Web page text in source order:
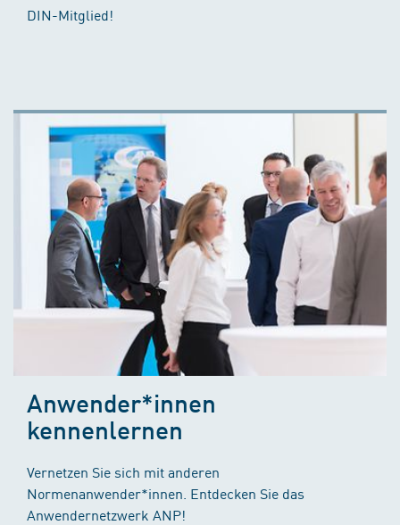
DIN-Mitglied!
Anwender*innen
kennenlernen
Vernetzen Sie sich mit anderen
Normenanwender*innen. Entdecken Sie das
Anwendernetzwerk ANP!